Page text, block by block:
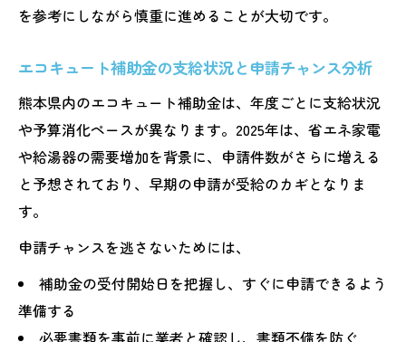
を参考にしながら慎重に進めることが大切です。
エコキュート補助金の支給状況と申請チャンス分析
熊本県内のエコキュート補助金は、年度ごとに支給状況
や予算消化ペースが異なります。2025年は、省エネ家電
や給湯器の需要増加を背景に、申請件数がさらに増える
と予想されており、早期の申請が受給のカギとなりま
す。
申請チャンスを逃さないためには、
補助金の受付開始日を把握し、すぐに申請できるよう
準備する
必要書類を事前に業者と確認し、書類不備を防ぐ